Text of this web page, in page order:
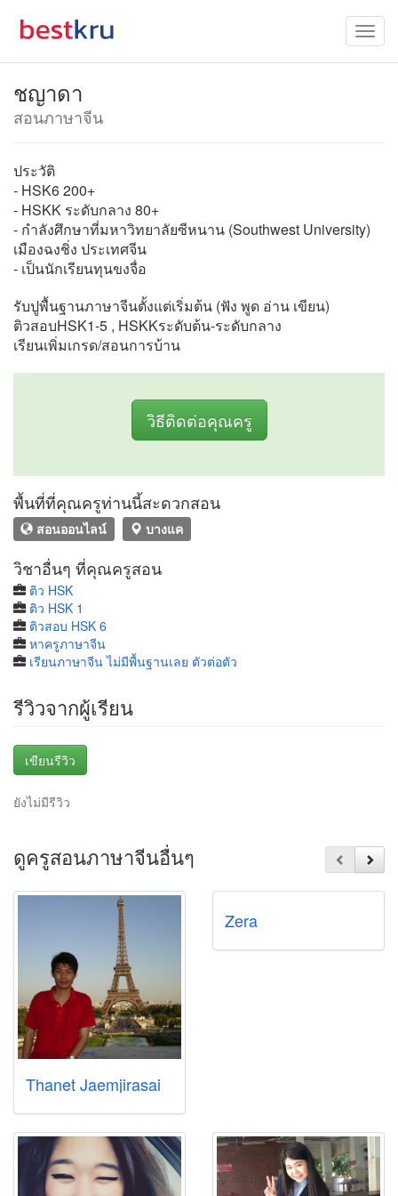
ชญาดา
สอนภาษาจีน
ประวัติ
- HSK6 200+
- HSKK ระดับกลาง 80+
- กำลังศึกษาที่มหาวิทยาลัยซีหนาน (Southwest University)
เมืองฉงชิ่ง ประเทศจีน
- เป็นนักเรียนทุนขงจื่อ
รับปูพื้นฐานภาษาจีนตั้งแต่เริ่มต้น (ฟัง พูด อ่าน เขียน)
ติวสอบHSK1-5 , HSKKระดับต้น-ระดับกลาง
เรียนเพิ่มเกรด/สอนการบ้าน
วิธีติดต่อคุณครู
พื้นที่ที่คุณครูท่านนี้สะดวกสอน
สอนออนไลน์ บางแค
วิชาอื่นๆ ที่คุณครูสอน
ติว HSK
ติว HSK 1
ติวสอบ HSK 6
หาครูภาษาจีน
เรียนภาษาจีน ไม่มีพื้นฐานเลย ตัวต่อตัว
รีวิวจากผู้เรียน
เขียนรีวิว
ยังไม่มีรีวิว
ดูครูสอนภาษาจีนอื่นๆ
Thanet Jaemjirasai
Zera